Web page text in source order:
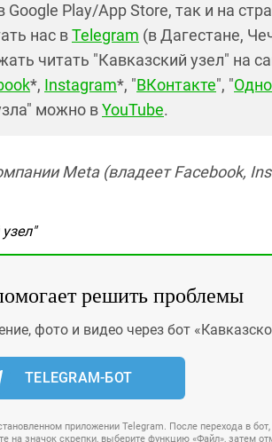
Google Play/App Store, так и на
нас вTelegram (в Дагестане,
читать "Кавказский узел" на
*, Instagram*, "ВКонтакте", "
можно вYouTube.
Meta (владеет Facebook,
решить проблемы
фото и видео через бот
TELEGRAM-БОТ
приложении Telegram. После перехода в
на значок скрепки, выберите функцию «Файл», затем